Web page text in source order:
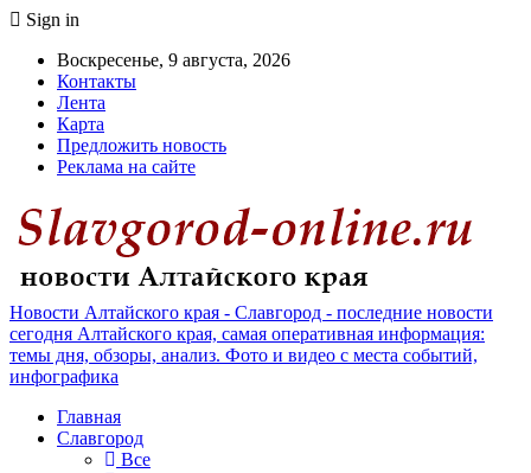
Sign in
Воскресенье, 9 августа, 2026
Контакты
Лента
Карта
Предложить новость
Реклама на сайте
Новости Алтайского края - Славгород - последние новости
сегодня Алтайского края, самая оперативная информация:
темы дня, обзоры, анализ. Фото и видео с места событий,
инфографика
Главная
Славгород
Все